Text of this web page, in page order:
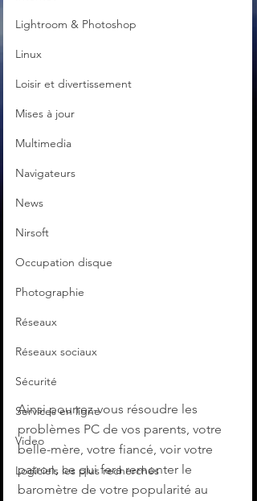
Lightroom & Photoshop
Linux
Loisir et divertissement
Mises à jour
Multimedia
Navigateurs
News
Nirsoft
Occupation disque
Photographie
Réseaux
Réseaux sociaux
Sécurité
Services en ligne
Video
Logiciels les plus recherchés
Ainsi pourrez-vous résoudre les
problèmes PC de vos parents, votre
belle-mère, votre fiancé, voir votre
patron, ce qui fera remonter le
baromètre de votre popularité au